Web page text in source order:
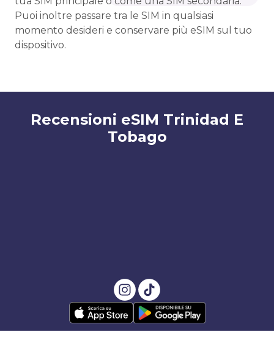
Puoi inoltre passare tra le SIM in qualsiasi
momento desideri e conservare più eSIM sul tuo
dispositivo.
Recensioni eSIM Trinidad E
Tobago